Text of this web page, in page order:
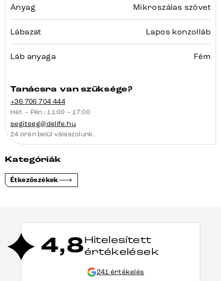
Anyag Mikroszálas szövet
Lábazat Lapos konzolláb
Láb anyaga Fém
Tanácsra van szüksége?
+36 706 704 444
Hét. – Pén.: 11:00 – 17:00
segitseg@delife.hu
24 órán belül válaszolunk.
Kategóriák
Étkezőszékek
4,8Hitelesített
értékelések
241 értékelés